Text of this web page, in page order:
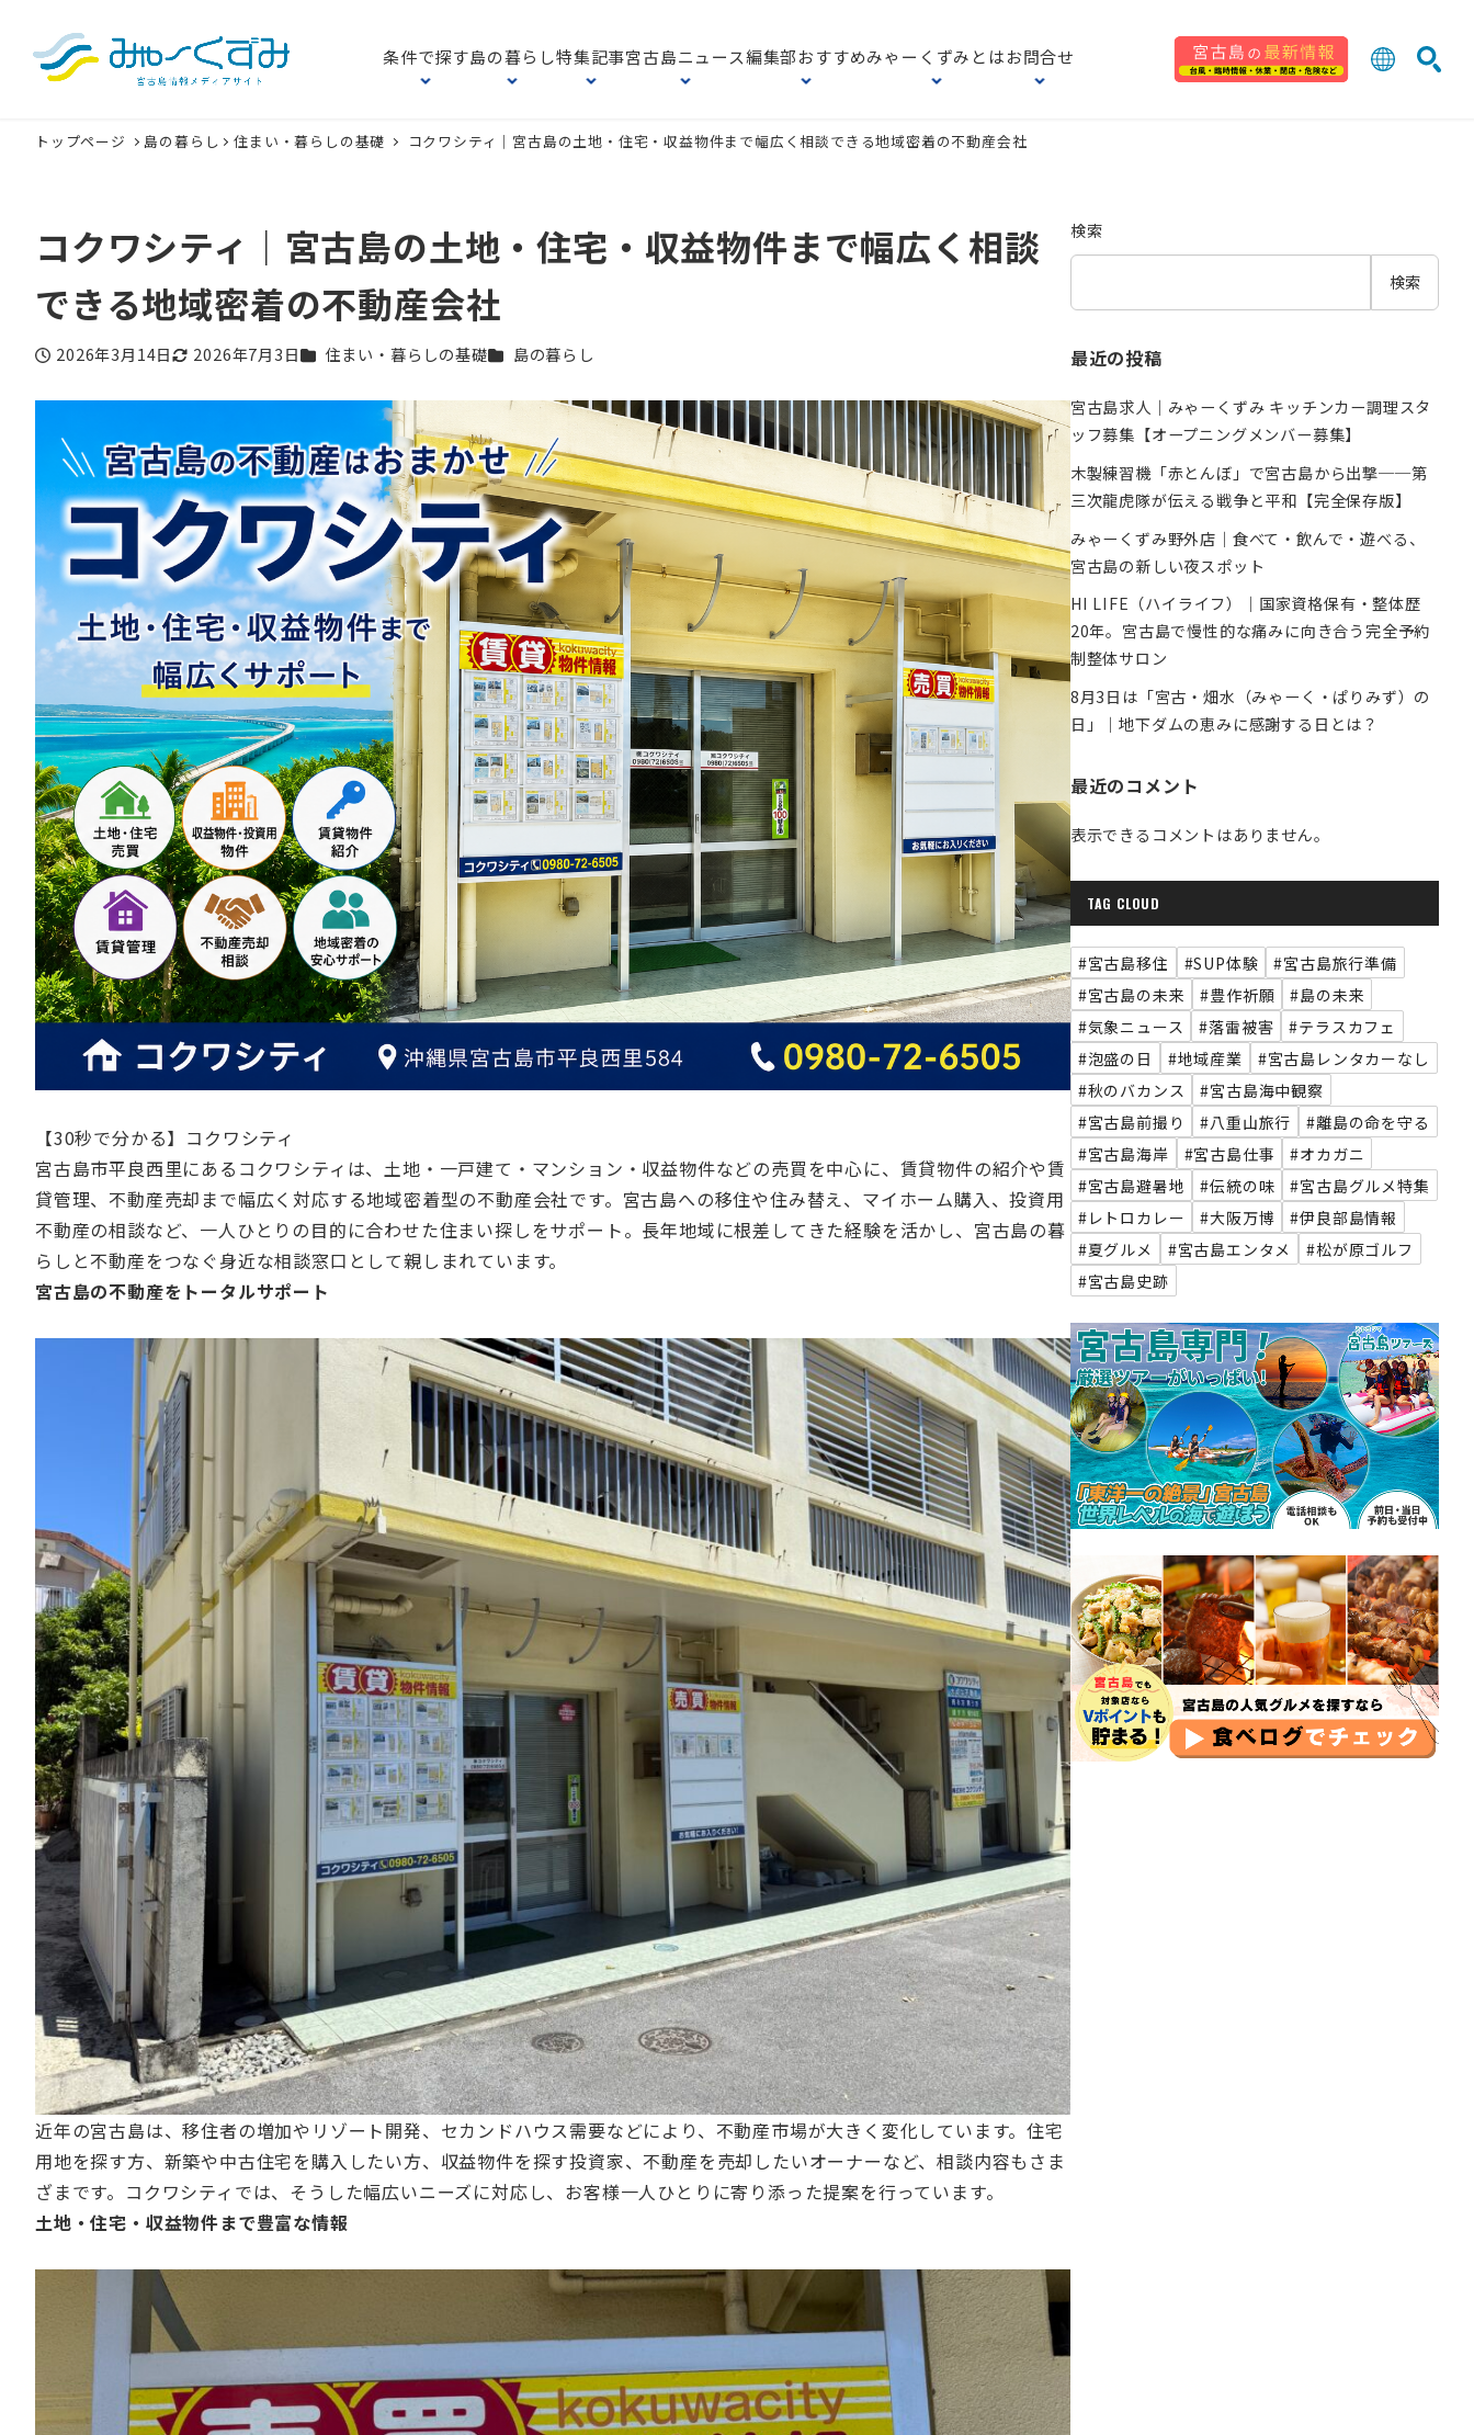
条件で探す島の暮らし特集記事宮古島ニュース編集部おすすめみゃーくずみとはお問合せ
トップページ 島の暮らし 住まい・暮らしの基礎 コクワシティ｜宮古島の土地・住宅・収益物件まで幅広く相談できる地域密着の不動産会社
コクワシティ｜宮古島の土地・住宅・収益物件まで幅広く相談
できる地域密着の不動産会社
投稿日
2026年3月14日
更新日
2026年7月3日カテゴリー
住まい・暮らしの基礎カテゴリー
島の暮らし
【30秒で分かる】コクワシティ
宮古島市平良西里にあるコクワシティは、土地・一戸建て・マンション・収益物件などの売買を中心に、賃貸物件の紹介や賃
貸管理、不動産売却まで幅広く対応する地域密着型の不動産会社です。宮古島への移住や住み替え、マイホーム購入、投資用
不動産の相談など、一人ひとりの目的に合わせた住まい探しをサポート。長年地域に根差してきた経験を活かし、宮古島の暮
らしと不動産をつなぐ身近な相談窓口として親しまれています。
宮古島の不動産をトータルサポート
近年の宮古島は、移住者の増加やリゾート開発、セカンドハウス需要などにより、不動産市場が大きく変化しています。住宅
用地を探す方、新築や中古住宅を購入したい方、収益物件を探す投資家、不動産を売却したいオーナーなど、相談内容もさま
ざまです。コクワシティでは、そうした幅広いニーズに対応し、お客様一人ひとりに寄り添った提案を行っています。
土地・住宅・収益物件まで豊富な情報
検索
検索
最近の投稿
宮古島求人｜みゃーくずみ キッチンカー調理スタ
ッフ募集【オープニングメンバー募集】
木製練習機「赤とんぼ」で宮古島から出撃──第
三次龍虎隊が伝える戦争と平和【完全保存版】
みゃーくずみ野外店｜食べて・飲んで・遊べる、
宮古島の新しい夜スポット
HI LIFE（ハイライフ）｜国家資格保有・整体歴
20年。宮古島で慢性的な痛みに向き合う完全予約
制整体サロン
8月3日は「宮古・畑水（みゃーく・ぱりみず）の
日」｜地下ダムの恵みに感謝する日とは？
最近のコメント
表示できるコメントはありません。
TAG CLOUD
#宮古島移住 #SUP体験
#宮古島旅行準備
#宮古島の未来
#豊作祈願
#島の未来
#気象ニュース
#落雷被害
#テラスカフェ
#泡盛の日
#地域産業
#宮古島レンタカーなし
#秋のバカンス
#宮古島海中観察
#宮古島前撮り
#八重山旅行
#離島の命を守る
#宮古島海岸
#宮古島仕事
#オカガニ
#宮古島避暑地
#伝統の味
#宮古島グルメ特集
#レトロカレー
#大阪万博
#伊良部島情報
#夏グルメ
#宮古島エンタメ
#松が原ゴルフ
#宮古島史跡